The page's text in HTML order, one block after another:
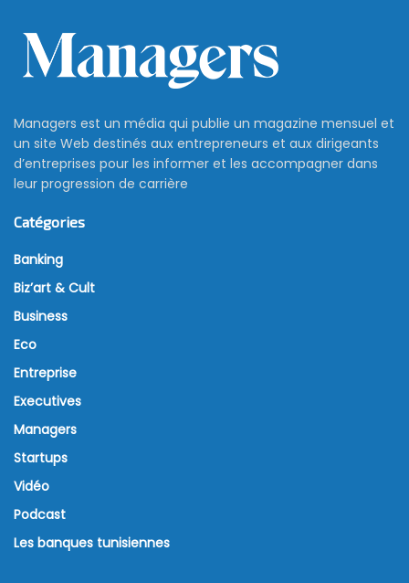
Managers est un média qui publie un magazine mensuel et
un site Web destinés aux entrepreneurs et aux dirigeants
d’entreprises pour les informer et les accompagner dans
leur progression de carrière
Catégories
Banking
Biz’art & Cult
Business
Eco
Entreprise
Executives
Managers
Startups
Vidéo
Podcast
Les banques tunisiennes